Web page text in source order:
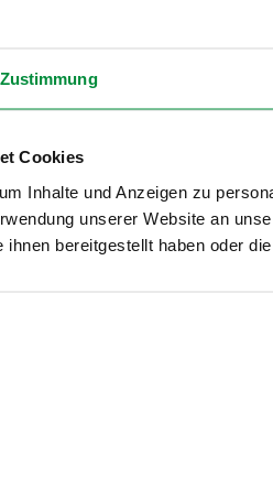
Zustimmung
Cookies
Inhalte und Anzeigen zu
unserer Website an
ihnen bereitgestellt haben oder